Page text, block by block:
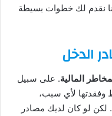
نقدم لك خطوات بسيطة
الدخل
المالية. على سبيل
وفقدتها لأي سبب،
لكن لو كان لديك مصادر